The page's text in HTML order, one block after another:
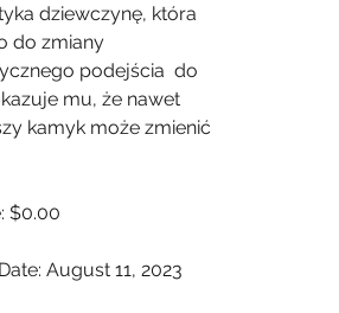
dziewczynę, która
do zmiany
podejścia  do
mu, że nawet
kamyk może zmienić
$0.00
August 11, 2023